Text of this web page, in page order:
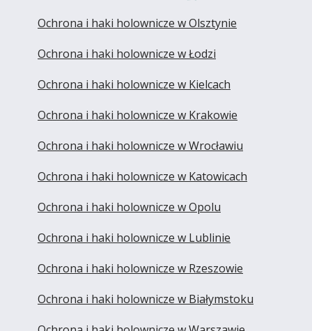
Ochrona i haki holownicze w Olsztynie
Ochrona i haki holownicze w Łodzi
Ochrona i haki holownicze w Kielcach
Ochrona i haki holownicze w Krakowie
Ochrona i haki holownicze w Wrocławiu
Ochrona i haki holownicze w Katowicach
Ochrona i haki holownicze w Opolu
Ochrona i haki holownicze w Lublinie
Ochrona i haki holownicze w Rzeszowie
Ochrona i haki holownicze w Białymstoku